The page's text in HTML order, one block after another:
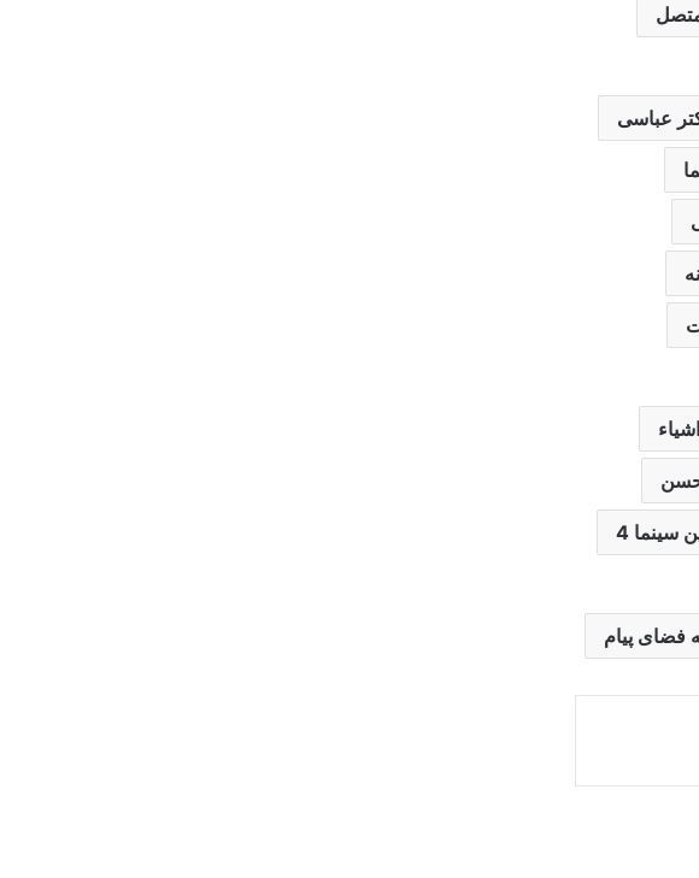
عباسی
اشیاء
سینما 4
فضای پیام